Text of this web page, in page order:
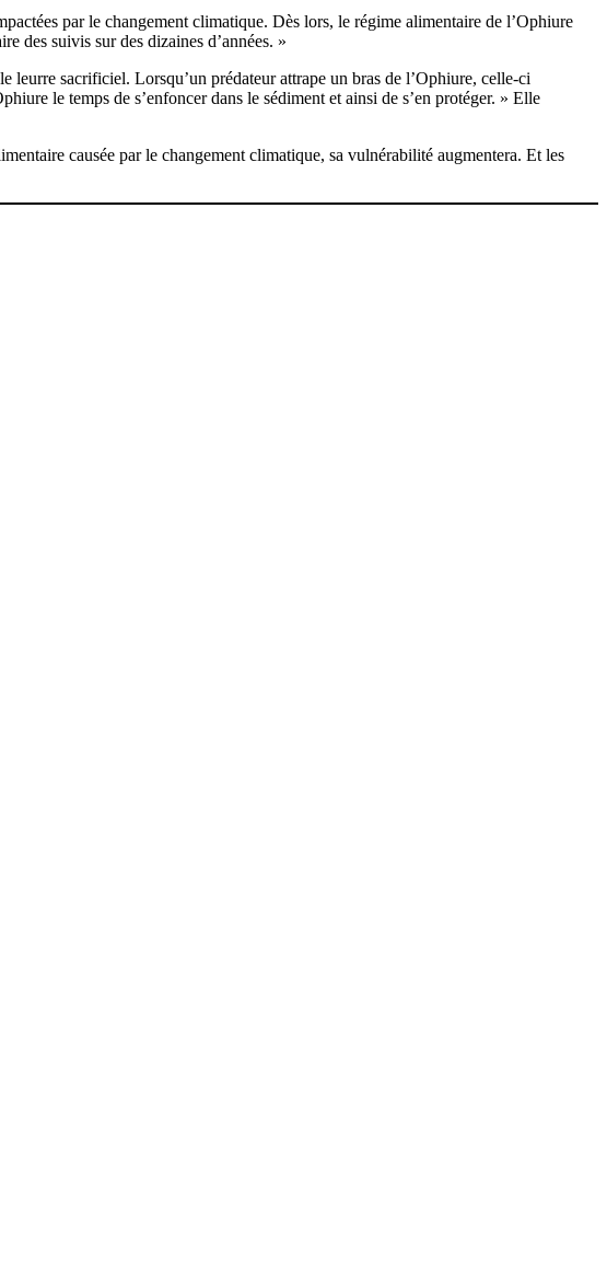
par le changement climatique. Dès lors, le régime alimentaire de l’Ophiure
des suivis sur des dizaines d’années. »
leurre sacrificiel. Lorsqu’un prédateur attrape un bras de l’Ophiure, celle-ci
le temps de s’enfoncer dans le sédiment et ainsi de s’en protéger. » Elle
causée par le changement climatique, sa vulnérabilité augmentera. Et les